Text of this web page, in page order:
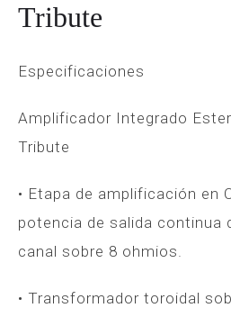
Tribute
Especificaciones
Amplificador Integrado
Tribute
• Etapa de amplificación en
potencia de salida continua
canal sobre 8 ohmios.
• Transformador toroidal